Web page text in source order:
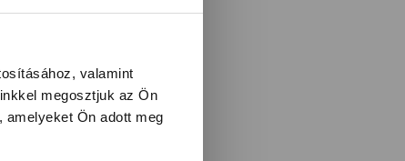
valamint
megosztjuk az Ön
amelyeket Ön adott meg
újdonságokról!